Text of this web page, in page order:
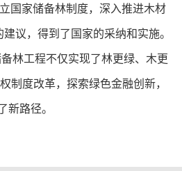
国家储备林制度，深入推进木材
议，得到了国家的采纳和实施。
林工程不仅实现了林更绿、木更
制度改革，探索绿色金融创新，
新路径。